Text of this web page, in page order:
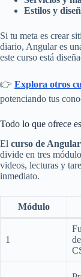
Estilos y
Si tu meta es crear
diario, Angular es
este curso está
👉 Explora otros
potenciando tus
Todo lo que ofrece
El curso de
divide en tres
videos, lecturas y
inmediato.
Módulo
1